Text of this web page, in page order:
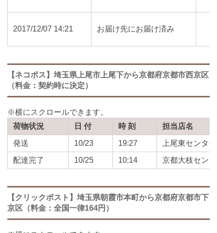
2017/12/07 14:21 お届け先にお届け済み
【ネコポス】埼玉県上尾市上尾下から京都府京都市西京区
（料金：契約時に決定）
荷物状況 日 付 時 刻 担当店名
発送 10/23 19:27 上尾東センター
配達完了 10/25 10:14 京都大枝セン
【クリックポスト】埼玉県朝霞市本町から京都府京都市下
京区（料金：全国一律164円）